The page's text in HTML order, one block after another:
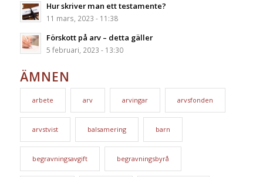
Hur skriver man ett testamente?
11 mars, 2023 - 11:38
Förskott på arv – detta gäller
5 februari, 2023 - 13:30
ÄMNEN
arbete arv arvingar arvsfonden
arvstvist balsamering barn
begravningsavgift begravningsbyrå